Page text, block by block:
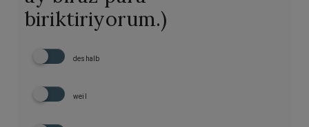
biriktiriyorum.)
deshalb
weil